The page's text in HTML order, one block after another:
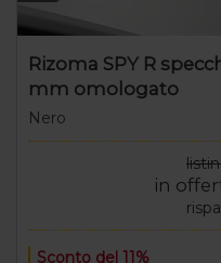
Rizoma SPY R
mm omologato
Nero
in
Sconto del 11%